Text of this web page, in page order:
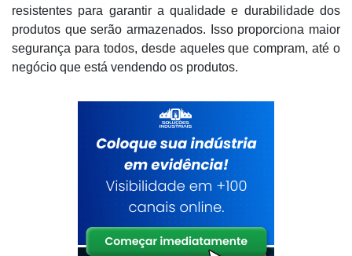
resistentes para garantir a qualidade e durabilidade dos
produtos que serão armazenados. Isso proporciona maior
segurança para todos, desde aqueles que compram, até o
negócio que está vendendo os produtos.